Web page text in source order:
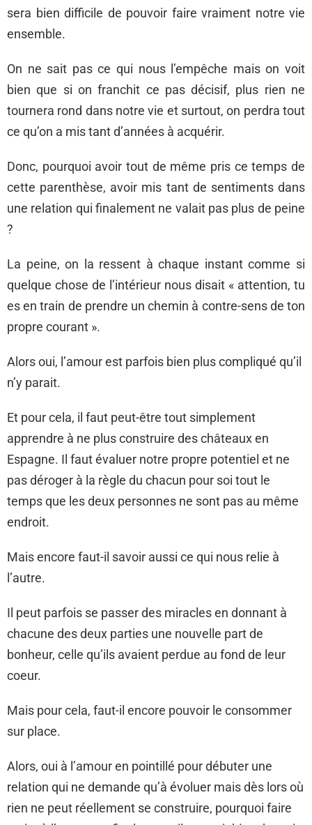
sera bien difficile de pouvoir faire vraiment notre vie
ensemble.
On ne sait pas ce qui nous l’empêche mais on voit
bien que si on franchit ce pas décisif, plus rien ne
tournera rond dans notre vie et surtout, on perdra tout
ce qu’on a mis tant d’années à acquérir.
Donc, pourquoi avoir tout de même pris ce temps de
cette parenthèse, avoir mis tant de sentiments dans
une relation qui finalement ne valait pas plus de peine
?
La peine, on la ressent à chaque instant comme si
quelque chose de l’intérieur nous disait « attention, tu
es en train de prendre un chemin à contre-sens de ton
propre courant ».
Alors oui, l’amour est parfois bien plus compliqué qu’il
n’y parait.
Et pour cela, il faut peut-être tout simplement
apprendre à ne plus construire des châteaux en
Espagne. Il faut évaluer notre propre potentiel et ne
pas déroger à la règle du chacun pour soi tout le
temps que les deux personnes ne sont pas au même
endroit.
Mais encore faut-il savoir aussi ce qui nous relie à
l’autre.
Il peut parfois se passer des miracles en donnant à
chacune des deux parties une nouvelle part de
bonheur, celle qu’ils avaient perdue au fond de leur
coeur.
Mais pour cela, faut-il encore pouvoir le consommer
sur place.
Alors, oui à l’amour en pointillé pour débuter une
relation qui ne demande qu’à évoluer mais dès lors où
rien ne peut réellement se construire, pourquoi faire